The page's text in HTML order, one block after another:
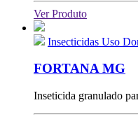
Ver Produto
Insecticidas Uso
FORTANA MG
Inseticida granulado